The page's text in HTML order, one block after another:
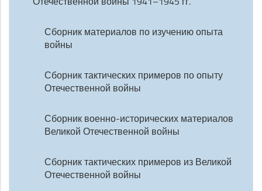
Сборник материалов по изучению опыта
войны
Сборник тактических примеров по опыту
Отечественной войны
Сборник военно-исторических материалов
Великой Отечественной войны
Сборник тактических примеров из Великой
Отечественной войны